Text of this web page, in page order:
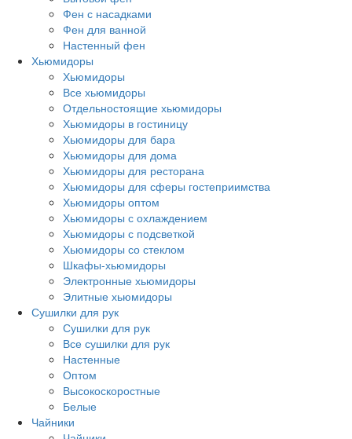
Фен с насадками
Фен для ванной
Настенный фен
Хьюмидоры
Хьюмидоры
Все хьюмидоры
Отдельностоящие хьюмидоры
Хьюмидоры в гостиницу
Хьюмидоры для бара
Хьюмидоры для дома
Хьюмидоры для ресторана
Хьюмидоры для сферы гостеприимства
Хьюмидоры оптом
Хьюмидоры с охлаждением
Хьюмидоры с подсветкой
Хьюмидоры со стеклом
Шкафы-хьюмидоры
Электронные хьюмидоры
Элитные хьюмидоры
Сушилки для рук
Сушилки для рук
Все сушилки для рук
Настенные
Оптом
Высокоскоростные
Белые
Чайники